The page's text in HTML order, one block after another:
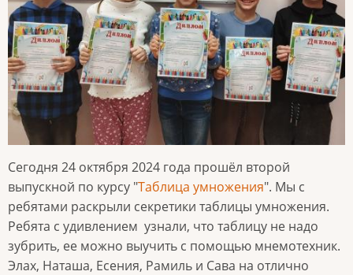
Сегодня 24 октября 2024 года прошёл второй
выпускной по курсу "Таблица умножения". Мы с
ребятами раскрыли секретики таблицы умножения.
Ребята с удивлением узнали, что таблицу не надо
зубрить, ее можно выучить с помощью мнемотехник.
Элах, Наташа, Есения, Рамиль и Сава на отлично